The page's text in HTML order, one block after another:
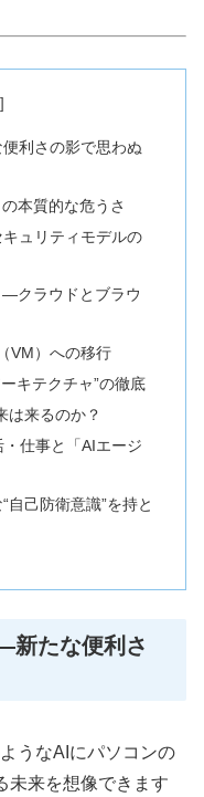
利さの影で思わぬ
本質的な危うさ
ュリティモデルの
―クラウドとブラウ
VM）への移行
キテクチャ”の徹底
は来るのか？
仕事と「AIエージ
己防衛意識”を持と
新たな便利さ
うなAIにパソコンの
未来を想像できます